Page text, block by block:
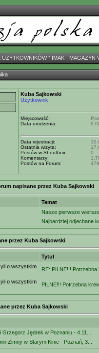
UŻYTKOWNIKÓWˇ IMAK - MAGAZYN
Kuba Sajkowski
Użytkownik
Miejscowość:
Data urodzenia:
9
Data rejestracji:
Ostatnia wizyta:
Postów w Shoutbox:
0
Komentarzy:
Postów na Forum:
479
napisane przez Kuba Sajkowski
Temat
Nasze pierwsze
Najbardziej odjechane
przez Kuba Sajkowski
Tytuł
o wszystkim
RE: PILNE!!! Potrzebna
o wszystkim
PILNE!!! Potrzebna
przez Kuba Sajkowski
Grzegorz Jędrek w Poznaniu - 4.11...
Zimny w Starym Kinie - Poznań, 3...